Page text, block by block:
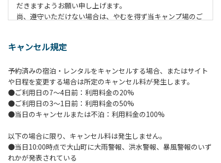
だきますようお願い申し上げます。
尚、遵守いただけない場合は、やむを得ず当キャンプ場のご
【当キャンプ場利用に際してのご案内ならびに注意事項】
２．利用におけるルールを遵守いただき、ご自身で事故の防
止に努めてください。
３．安全管理上、お子さまの単独での行動はご遠慮くださ
い。
４．当キャンプ場内を車で移動する場合は徐行運転（5ｋｍ/
５．ゴミ（可燃）は指定のゴミ袋に分別した上で、指定の場
所へ捨ててください。ビン・缶・ペットボトルおよび不燃ゴ
ミは持ち帰りお願いします。
キャンセル規定
予約済みの宿泊・レンタルをキャンセルする場合、またはサイト
や日程を変更する場合は所定のキャンセル料が発生します。
●ご利用日の7～4日前：利用料金の20%
●ご利用日の3～1日前：利用料金の50%
●当日のキャンセルまたは不泊：利用料金の100%
以下の場合に限り、キャンセル料は発生しません。
●当日10:00時点で大山町に大雨警報、洪水警報、暴風警報のいず
れかが発表されている